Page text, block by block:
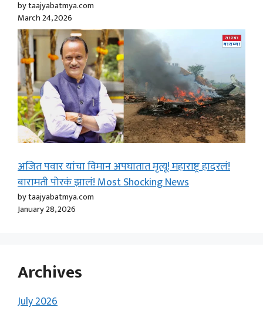
by taajyabatmya.com
March 24, 2026
अजित पवार यांचा विमान अपघातात मृत्यू! महाराष्ट्र हादरलं!
बारामती पोरकं झालं! Most Shocking News
by taajyabatmya.com
January 28, 2026
Archives
July 2026